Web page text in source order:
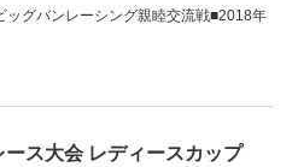
グバンレーシング親睦交流戦■2018年
ス大会 レディースカップ